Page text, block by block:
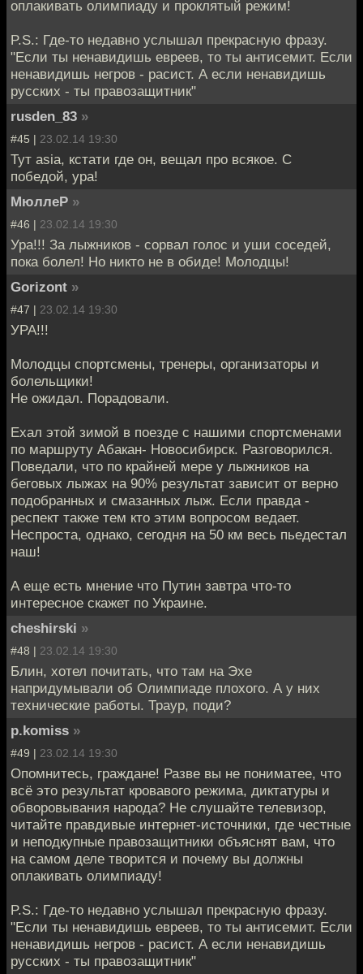
оплакивать олимпиаду и проклятый режим!
P.S.: Где-то недавно услышал прекрасную фразу.
"Если ты ненавидишь евреев, то ты антисемит. Если
ненавидишь негров - расист. А если ненавидишь
русских - ты правозащитник"
rusden_83 »
#45 | 23.02.14 19:30
Тут asia, кстати где он, вещал про всякое. С
победой, ура!
МюллеР »
#46 | 23.02.14 19:30
Ура!!! За лыжников - сорвал голос и уши соседей,
пока болел! Но никто не в обиде! Молодцы!
Gorizont »
#47 | 23.02.14 19:30
УРА!!!
Молодцы спортсмены, тренеры, организаторы и
болельщики!
Не ожидал. Порадовали.
Ехал этой зимой в поезде с нашими спортсменами
по маршруту Абакан- Новосибирск. Разговорился.
Поведали, что по крайней мере у лыжников на
беговых лыжах на 90% результат зависит от верно
подобранных и смазанных лыж. Если правда -
респект также тем кто этим вопросом ведает.
Неспроста, однако, сегодня на 50 км весь пьедестал
наш!
А еще есть мнение что Путин завтра что-то
интересное скажет по Украине.
cheshirski »
#48 | 23.02.14 19:30
Блин, хотел почитать, что там на Эхе
напридумывали об Олимпиаде плохого. А у них
технические работы. Траур, поди?
p.komiss »
#49 | 23.02.14 19:30
Опомнитесь, граждане! Разве вы не пониматее, что
всё это результат кровавого режима, диктатуры и
обворовывания народа? Не слушайте телевизор,
читайте правдивые интернет-источники, где честные
и неподкупные правозащитники объяснят вам, что
на самом деле творится и почему вы должны
оплакивать олимпиаду!
P.S.: Где-то недавно услышал прекрасную фразу.
"Если ты ненавидишь евреев, то ты антисемит. Если
ненавидишь негров - расист. А если ненавидишь
русских - ты правозащитник"